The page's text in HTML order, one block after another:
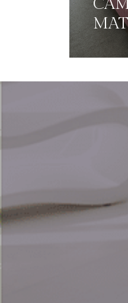
copii în imediata apropiere.
îngrijit. Program cu